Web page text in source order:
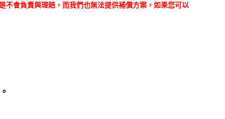
會負責與理賠，而我們也無法提供補償方案，如果您可以